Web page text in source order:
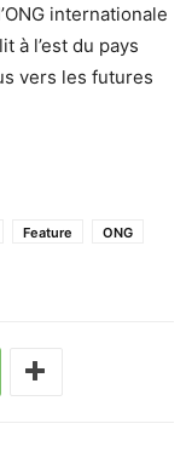
internationale
à l’est du pays
vers les futures
Feature
ONG